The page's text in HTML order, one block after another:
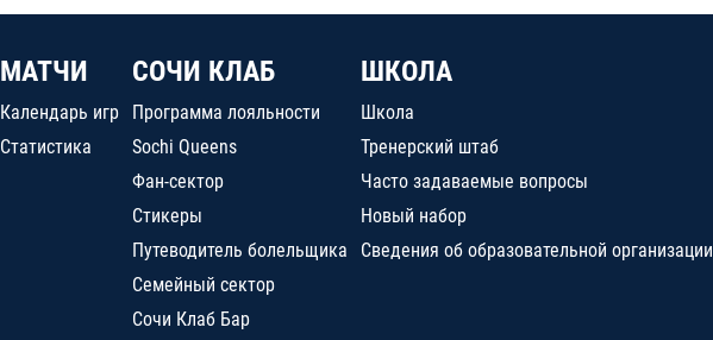
МАТЧИ
Календарь игр
Статистика
СОЧИ КЛАБ
Программа лояльности
Sochi Queens
Фан-сектор
Стикеры
Путеводитель болельщика
Семейный сектор
Сочи Клаб Бар
ШКОЛА
Школа
Тренерский штаб
Часто задаваемые вопросы
Новый набор
Сведения об образовательной организации